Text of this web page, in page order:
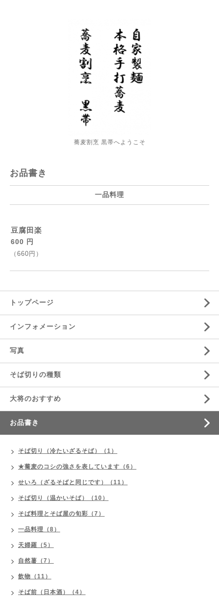
蕎麦割烹 黒帯へようこそ
お品書き
一品料理
豆腐田楽
600 円
（660円）
トップページ
インフォメーション
写真
そば切りの種類
大将のおすすめ
お品書き
そば切り（冷たいざるそば）（1）
★蕎麦のコシの強さを表しています（6）
せいろ（ざるそばと同じです）（11）
そば切り（温かいそば）（10）
そば料理とそば屋の旬彩（7）
一品料理（8）
天婦羅（5）
自然薯（7）
飲物（11）
そば前（日本酒）（4）